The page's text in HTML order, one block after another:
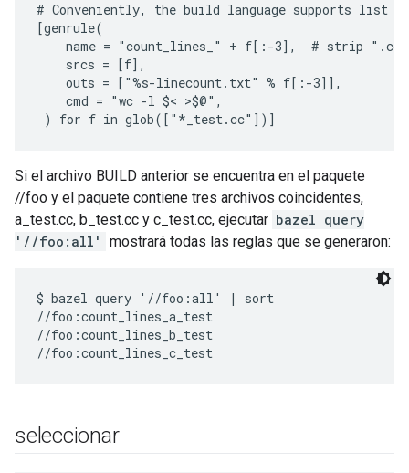
# Conveniently, the build language supports list
[genrule(
    name = "count_lines_" + f[:-3],  # strip ".cc"
    srcs = [f],
    outs = ["%s-linecount.txt" % f[:-3]],
    cmd = "wc -l $< >$@",
Si el archivo BUILD anterior se encuentra en el paquete
//foo y el paquete contiene tres archivos coincidentes,
a_test.cc, b_test.cc y c_test.cc, ejecutar bazel query
'//foo:all'
mostrará todas las reglas que se generaron:
$ bazel query '//foo:all' | sort
//foo:count_lines_a_test
//foo:count_lines_b_test
seleccionar